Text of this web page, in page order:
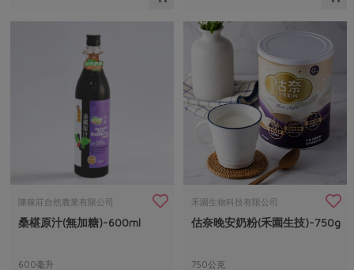
陳稼莊自然農業有限公司
桑椹原汁(無加糖)-600ml
600毫升
禾園生物科技有限公司
估奈晚安奶粉(禾園生技)-750g
750公克